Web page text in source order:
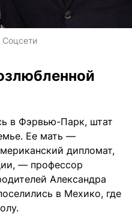
Соцсети
в Фэрвью-Парк, штат
Ее мать —
дипломат,
— профессор
Александра
в Мехико, где